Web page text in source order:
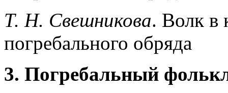
Т. Н. Свешникова. Волк в
погребального обряда
3. Погребальный